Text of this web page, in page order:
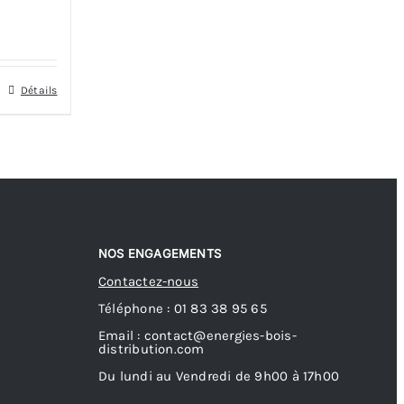
Détails
NOS ENGAGEMENTS
Contactez-nous
Téléphone : 01 83 38 95 65
Email : contact@energies-bois-
distribution.com
Du lundi au Vendredi de 9h00 à 17h00